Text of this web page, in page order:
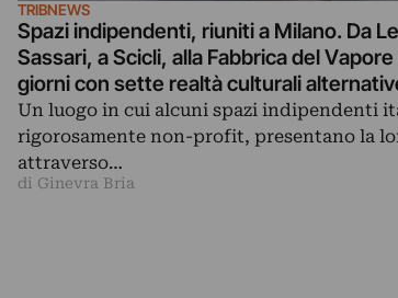
TRIBNEWS
Spazi indipendenti, riuniti a Milano. Da
Sassari, a Scicli, alla Fabbrica del
giorni con sette realtà culturali
contemporanea
Un luogo in cui alcuni spazi indipendenti
rigorosamente non-profit, presentano la
attraverso…
di Ginevra Bria